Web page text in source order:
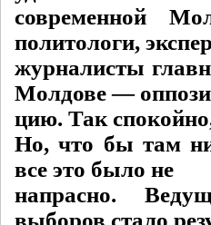
современной
политологи,
журналисты
Молдове —
цию. Так
Но, что бы там
все это было не
напрасно.